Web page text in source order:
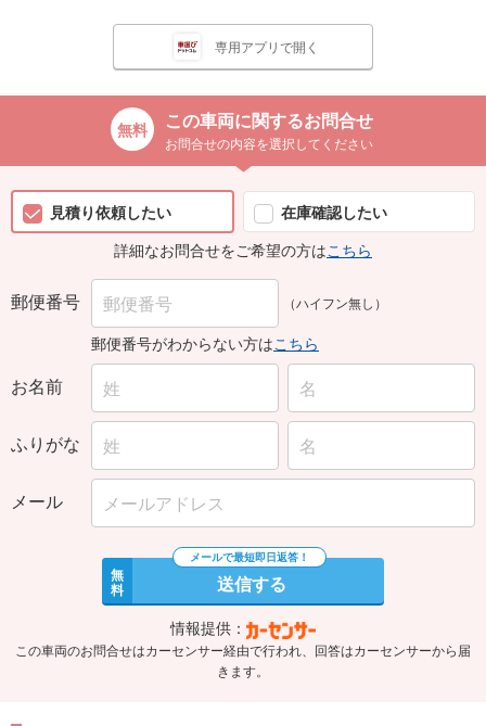
専用アプリで開く
この車両に関するお問合せ
お問合せの内容を選択してください
見積り依頼したい
在庫確認したい
詳細なお問合せをご希望の方はこちら
郵便番号 （ハイフン無し）
郵便番号がわからない方はこちら
お名前
ふりがな
メール
無
料 送信する
情報提供：
この車両のお問合せはカーセンサー経由で行われ、回答はカーセンサーから届
きます。